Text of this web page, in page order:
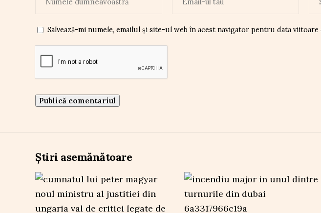
Salvează-mi numele, emailul și site-ul web în acest navigator pentru data viitoare
Știri asemănătoare